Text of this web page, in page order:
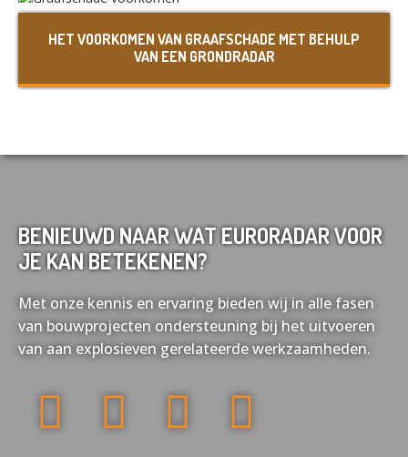
HET VOORKOMEN VAN GRAAFSCHADE MET BEHULP
VAN EEN GRONDRADAR
BENIEUWD NAAR WAT EURORADAR VOOR
JE KAN BETEKENEN?
Met onze kennis en ervaring bieden wij in alle fasen
van bouwprojecten ondersteuning bij het uitvoeren
van aan explosieven gerelateerde werkzaamheden.
Nederlands English